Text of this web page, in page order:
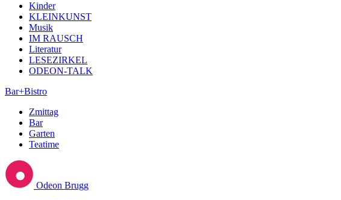
Kinder
KLEINKUNST
Musik
IM RAUSCH
Literatur
LESEZIRKEL
ODEON-TALK
Bar+Bistro
Zmittag
Bar
Garten
Teatime
Odeon Brugg